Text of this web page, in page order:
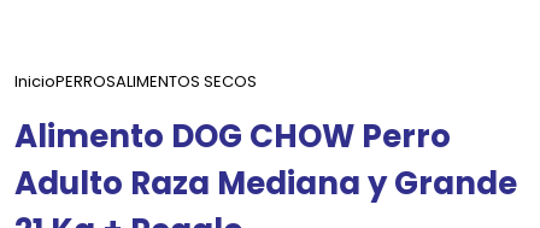
InicioPERROSALIMENTOS SECOS
Alimento DOG CHOW Perro
Adulto Raza Mediana y Grande